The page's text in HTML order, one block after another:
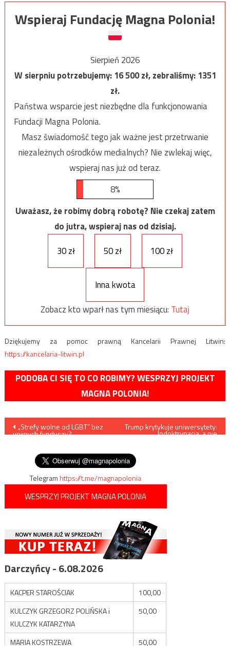
Wspieraj Fundację Magna Polonia!
Sierpień 2026
W sierpniu potrzebujemy:16 500zł, zebraliśmy:1351
zł.
Państwa wsparcie jest niezbędne dla funkcjonowania
Fundacji Magna Polonia.
Masz świadomość tego jak ważne jest przetrwanie
niezależnych ośrodków medialnych? Nie zwlekaj więc,
wspieraj nas już od teraz.
8%
Uważasz, że robimy dobrą robotę? Nie czekaj zatem
do jutra, wspieraj nas od dzisiaj.
30 zł
50 zł 100 zł
Inna kwota
Zobacz kto wparł nas tym miesiącu: Tutaj
Dziękujemy za pomoc prawną Kancelarii Prawnej Litwin:
https://kancelaria-litwin.pl
PODOBA CI SIĘ TO CO ROBIMY? WESPRZYJ PROJEKT
MAGNA POLONIA!
Nawigacja
„Strefy wolne od LGBT” bez
unijnych funduszy? –
Trump krytykuje uniwersytety:
„Indoktrynacja, a nie
Telegramhttps://t.me/magnapolonia
WESPRZYJ PROJEKT MAGNA POLONIA
Darczyńcy - 6.08.2026
KACPER STAROŚCIAK
100,00
KULCZYK GRZEGORZ POLIŃSKA i
KULCZYK KATARZYNA
50,00
MARIA KOSTRZEWA 50,00